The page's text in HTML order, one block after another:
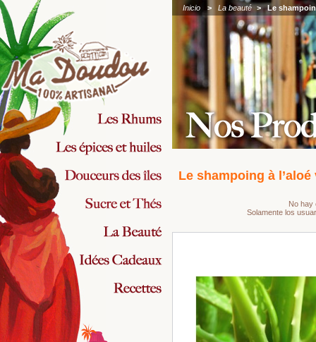
Inicio > La beauté > Le
Le shampoing à l’aloé
No hay
Solamente los